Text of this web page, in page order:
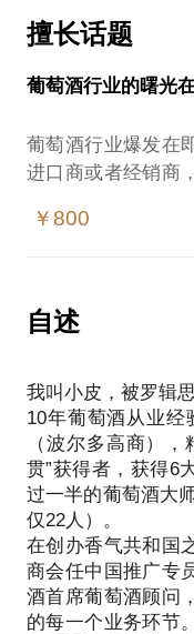
擅长话题
葡萄酒行业的曙光
葡萄酒行业爆发在
进口商或者经销商
设？还是营销？还
题与你一样，我面
看清了这个行业的
我能帮你的有：
评测你的酒质量；
分析你的发展策略
送你一个可操作的
马云说：“今天很
是大部分人都会死
￥800
自述
我叫小皮，被罗辑
10年葡萄酒从业经
（波尔多高商）
贯”获得者，获得6
过一半的葡萄酒大
仅22人）。
在创办香气共和国
商会任中国推广专
酒首席葡萄酒顾问
的每一个业务环节